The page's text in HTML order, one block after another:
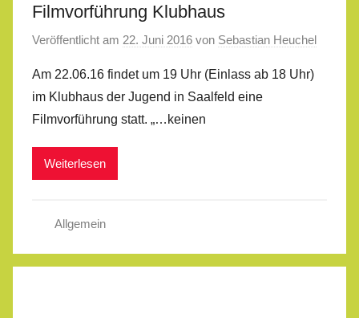
Filmvorführung Klubhaus
Veröffentlicht am 22. Juni 2016 von Sebastian Heuchel
Am 22.06.16 findet um 19 Uhr (Einlass ab 18 Uhr)
im Klubhaus der Jugend in Saalfeld eine
Filmvorführung statt. „…keinen
Weiterlesen
Allgemein